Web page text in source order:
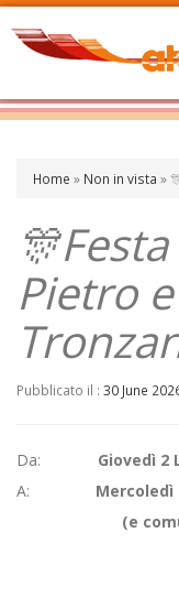
Home » Non in vista »
Pietro
Pubblicato il : 30 June
Da:
A: Mercoledì 8
(e comunque